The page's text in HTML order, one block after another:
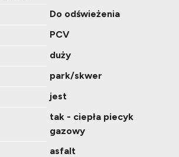
Do odświeżenia
PCV
duży
park/skwer
jest
tak - ciepła piecyk
gazowy
asfalt